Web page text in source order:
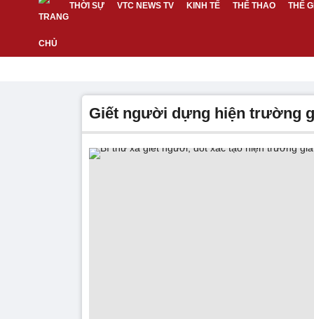
THỜI SỰ VTC NEWS TV KINH TẾ THỂ THAO THẾ
giết người dựng hiện trường